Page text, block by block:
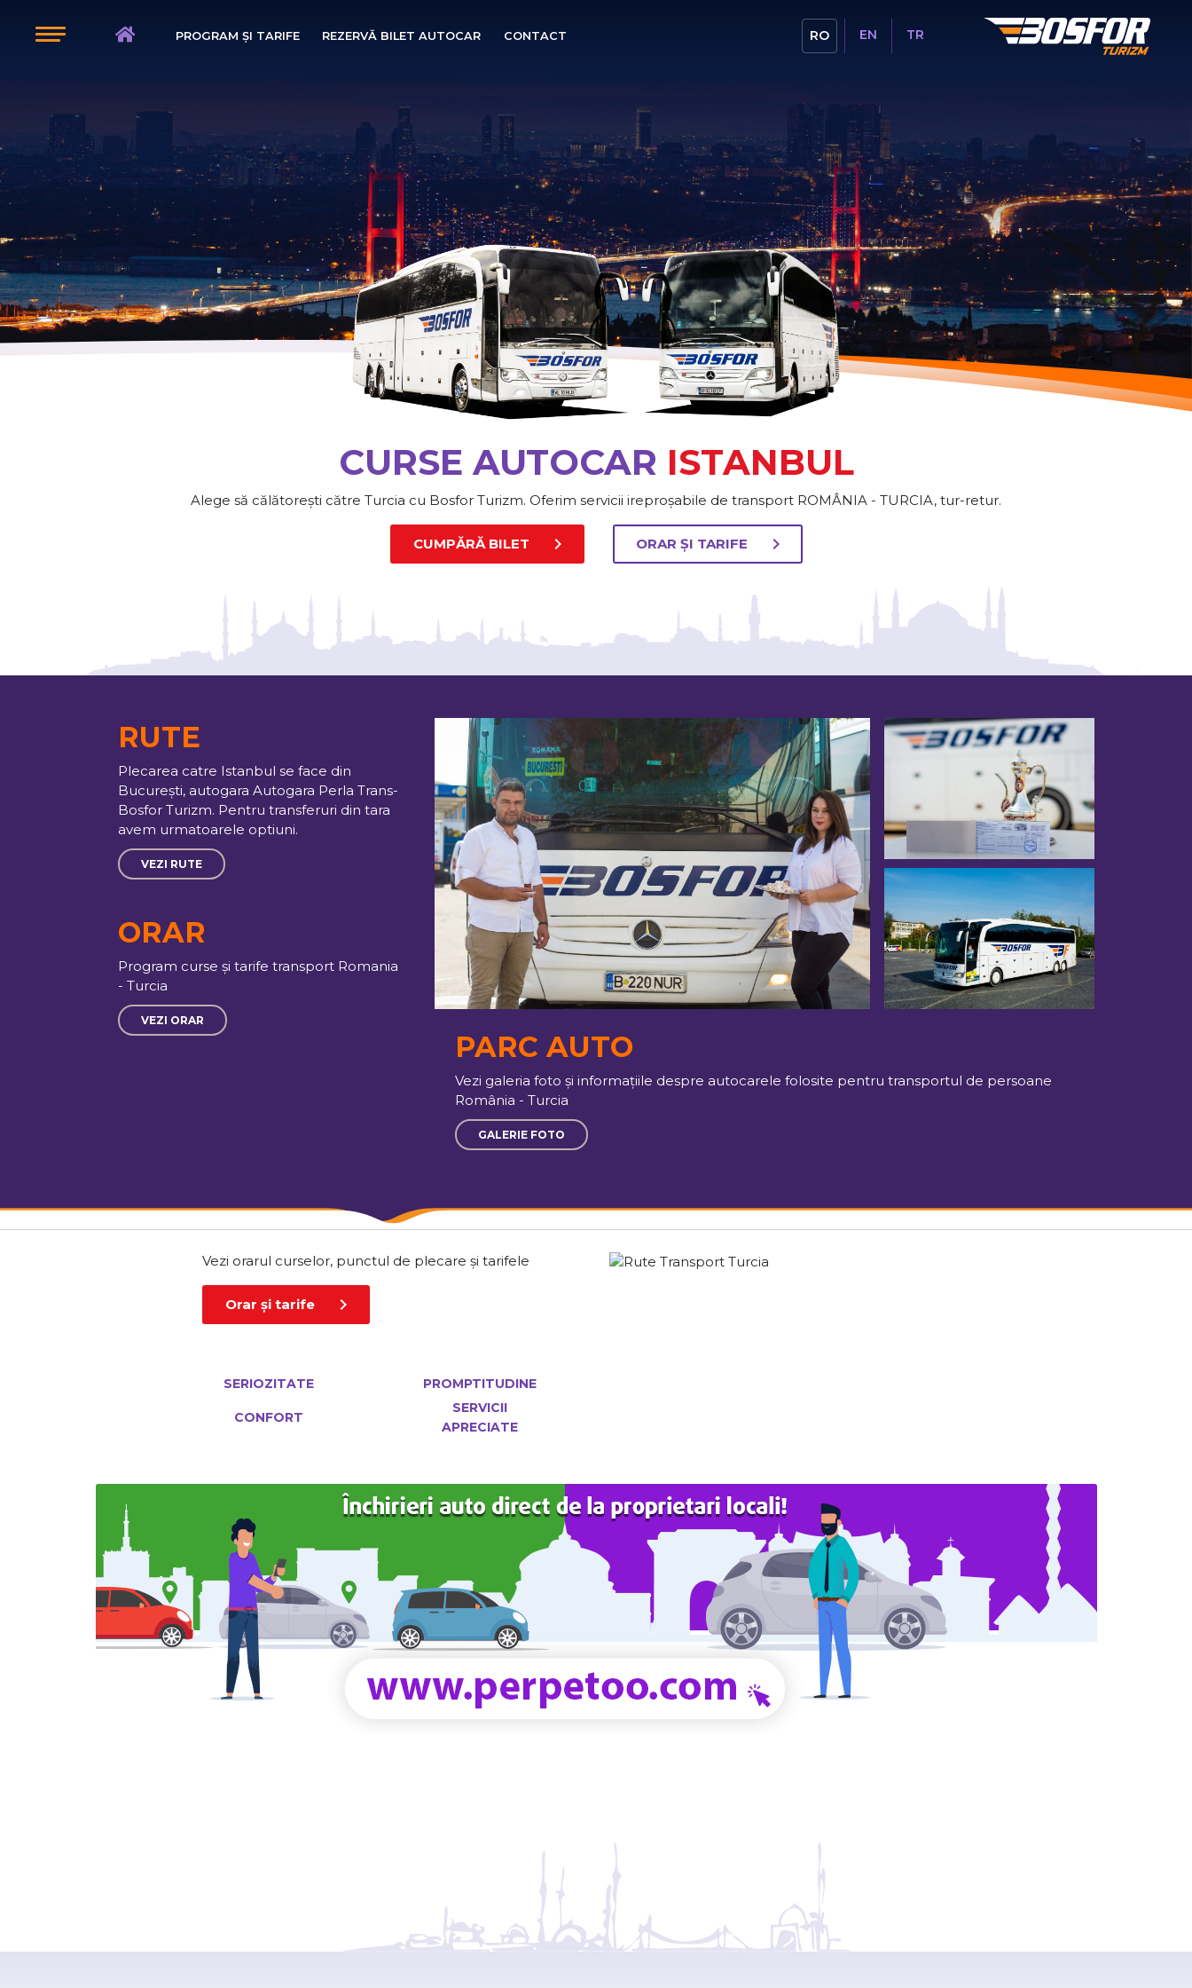
PROGRAM ȘI TARIFE REZERVĂ BILET AUTOCAR CONTACT RO EN TR
CURSE AUTOCAR ISTANBUL
Alege să călătorești către Turcia cu Bosfor Turizm. Oferim servicii ireproșabile de transport ROMÂNIA - TURCIA, tur-retur.
CUMPĂRĂ BILET chevron_right ORAR ȘI TARIFE chevron_right
RUTE
Plecarea catre Istanbul se face din
București, autogara Autogara Perla Trans-
Bosfor Turizm. Pentru transferuri din tara
avem urmatoarele optiuni.
VEZI RUTE
ORAR
Program curse și tarife transport Romania
- Turcia
VEZI ORAR
PARC AUTO
Vezi galeria foto și informațiile despre autocarele folosite pentru transportul de persoane
România - Turcia
GALERIE FOTO
Vezi orarul curselor, punctul de plecare și tarifele
Orar și tarife chevron_right
SERIOZITATE PROMPTITUDINE
CONFORT
SERVICII
APRECIATE